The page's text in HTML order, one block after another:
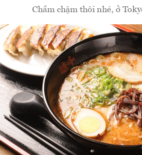
Chầm chậm thôi nhé, ở